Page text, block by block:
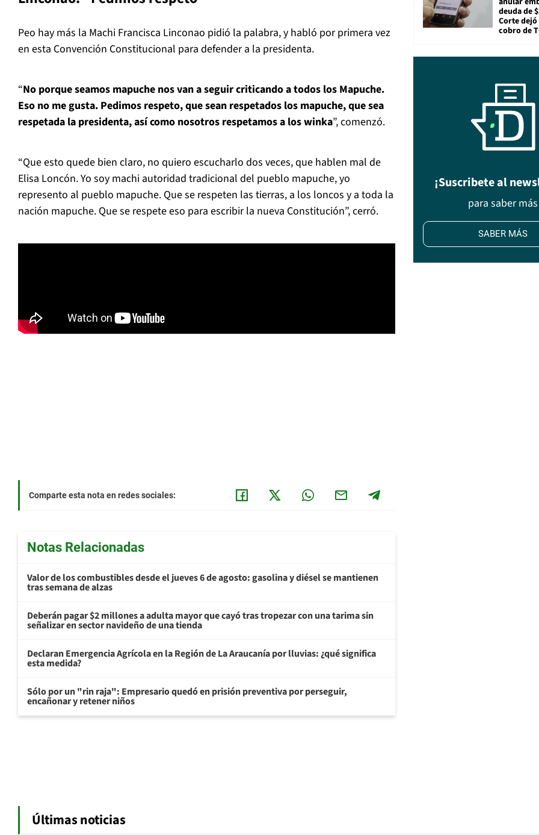
Peo hay más la Machi Francisca Linconao pidió la palabra, y habló por primera vez
en esta Convención Constitucional para defender a la presidenta.
“No porque seamos mapuche nos van a seguir criticando a todos los Mapuche.
Eso no me gusta. Pedimos respeto, que sean respetados los mapuche, que sea
respetada la presidenta, así como nosotros respetamos a los winka”, comenzó.
“Que esto quede bien claro, no quiero escucharlo dos veces, que hablen mal de
Elisa Loncón. Yo soy machi autoridad tradicional del pueblo mapuche, yo
represento al pueblo mapuche. Que se respeten las tierras, a los loncos y a toda la
nación mapuche. Que se respete eso para escribir la nueva Constitución”, cerró.
Comparte esta nota en redes sociales:
Notas Relacionadas
Valor de los combustibles desde el jueves 6 de agosto: gasolina y diésel se mantienen
tras semana de alzas
Deberán pagar $2 millones a adulta mayor que cayó tras tropezar con una tarima sin
señalizar en sector navideño de una tienda
Declaran Emergencia Agrícola en la Región de La Araucanía por lluvias: ¿qué significa
esta medida?
Sólo por un "rin raja": Empresario quedó en prisión preventiva por perseguir,
encañonar y retener niños
deuda de
Corte
cobro de
¡Suscribete al
para saber más
SABER MÁS
Últimas noticias